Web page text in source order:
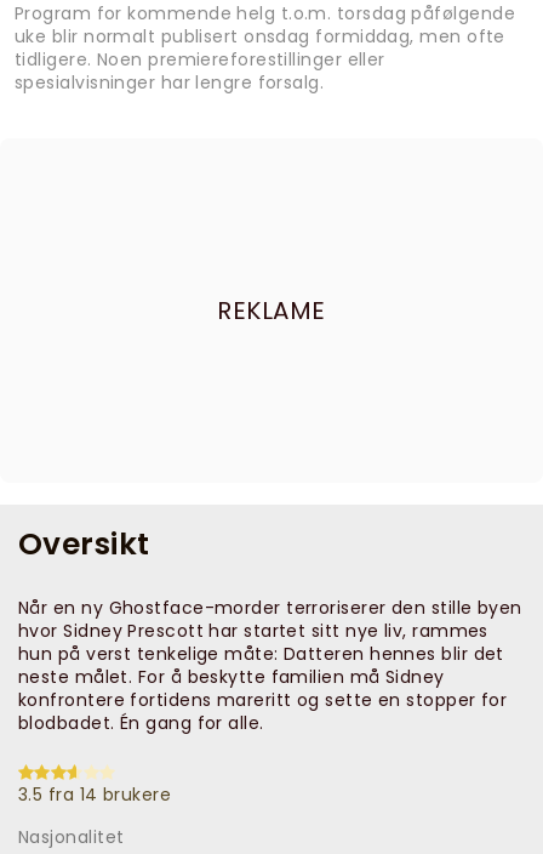
Program for kommende helg t.o.m. torsdag påfølgende
uke blir normalt publisert onsdag formiddag, men ofte
tidligere. Noen premiereforestillinger eller
spesialvisninger har lengre forsalg.
REKLAME
Oversikt
Når en ny Ghostface-morder terroriserer den stille byen
hvor Sidney Prescott har startet sitt nye liv, rammes
hun på verst tenkelige måte: Datteren hennes blir det
neste målet. For å beskytte familien må Sidney
konfrontere fortidens mareritt og sette en stopper for
blodbadet. Én gang for alle.
3.5 fra 14 brukere
Nasjonalitet